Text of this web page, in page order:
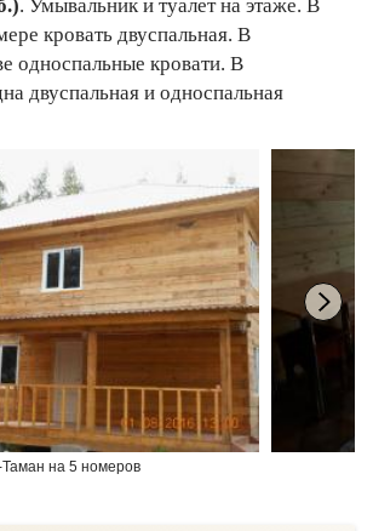
. Умывальник и туалет на этаже. В
кровать двуспальная. В
односпальные кровати. В
двуспальная и односпальная
Таман на 5 номеров